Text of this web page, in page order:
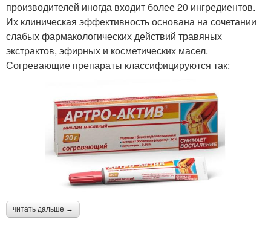
производителей иногда входит более 20 ингредиентов.
Их клиническая эффективность основана на сочетании
слабых фармакологических действий травяных
экстрактов, эфирных и косметических масел.
Согревающие препараты классифицируются так:
читать дальше →